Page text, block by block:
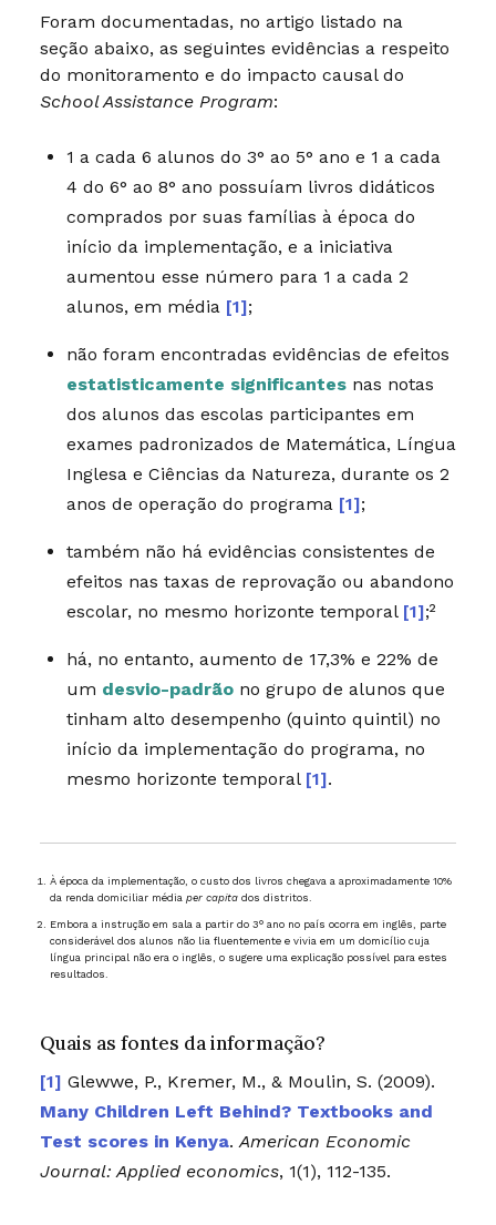
Foram documentadas, no artigo listado na
seção abaixo, as seguintes evidências a respeito
do monitoramento e do impacto causal do
School Assistance Program:
1 a cada 6 alunos do 3° ao 5° ano e 1 a cada
4 do 6° ao 8° ano possuíam livros didáticos
comprados por suas famílias à época do
início da implementação, e a iniciativa
aumentou esse número para 1 a cada 2
alunos, em média [1];
não foram encontradas evidências de efeitos
estatisticamente significantesnas notas
dos alunos das escolas participantes em
exames padronizados de Matemática, Língua
Inglesa e Ciências da Natureza, durante os 2
anos de operação do programa [1];
também não há evidências consistentes de
efeitos nas taxas de reprovação ou abandono
escolar, no mesmo horizonte temporal [1];²
há, no entanto, aumento de 17,3% e 22% de
um desvio-padrãono grupo de alunos que
tinham alto desempenho (quinto quintil) no
início da implementação do programa, no
mesmo horizonte temporal [1].
À época da implementação, o custo dos livros chegava a aproximadamente 10%
da renda domiciliar médiaper capita dos distritos.
Embora a instrução em sala a partir do 3° ano no país ocorra em inglês, parte
considerável dos alunos não lia fluentemente e vivia em um domicílio cuja
língua principal não era o inglês, o sugere uma explicação possível para estes
resultados.
Quais as fontes da informação?
Glewwe, P., Kremer, M., & Moulin, S. (2009).
Many Children Left Behind? Textbooks and
Test scores in Kenya. American Economic
Journal: Applied economics, 1(1), 112-135.